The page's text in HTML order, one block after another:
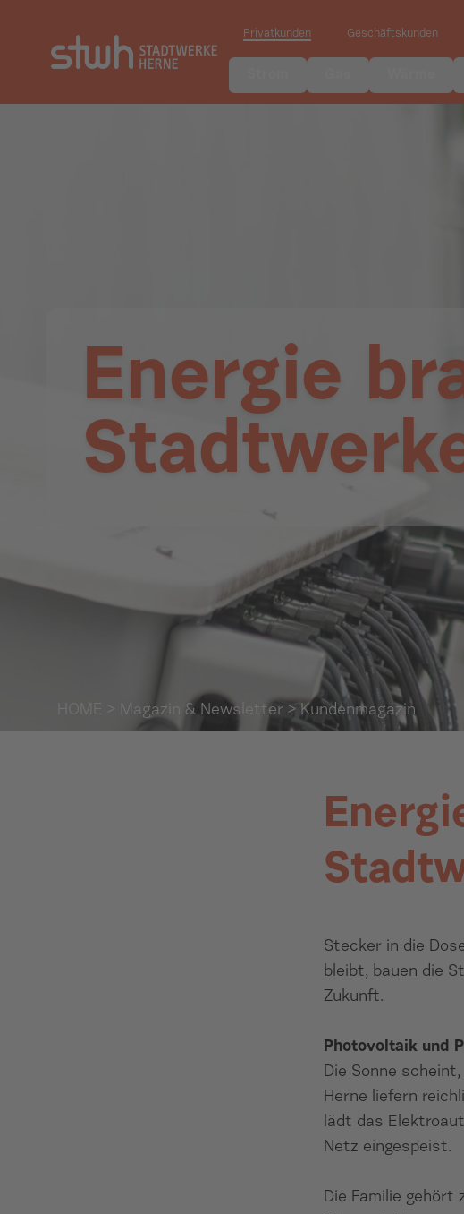
Privatkunden Geschäftskunden
Energie
HOME > Magazin & Newsletter > Kundenmagazin
Stecker in die
bleibt, bauen die
Zukunft.
Photovoltaik und
Die Sonne
Herne liefern
lädt das
Netz eingespeist.
Die Familie gehört